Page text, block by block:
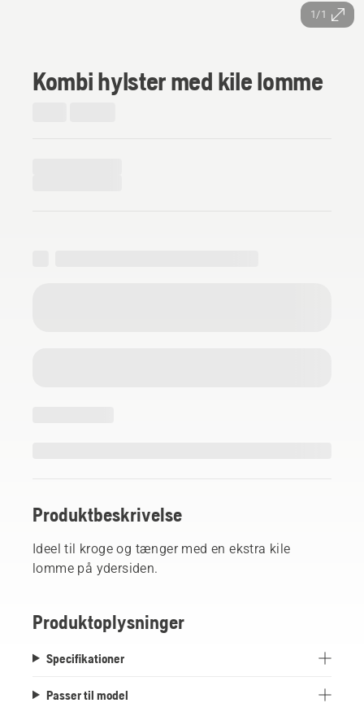
1/1
Kombi hylster med kile lomme
Produktbeskrivelse
Ideel til kroge og tænger med en ekstra kile
lomme på ydersiden.
Produktoplysninger
Specifikationer
Passer til model